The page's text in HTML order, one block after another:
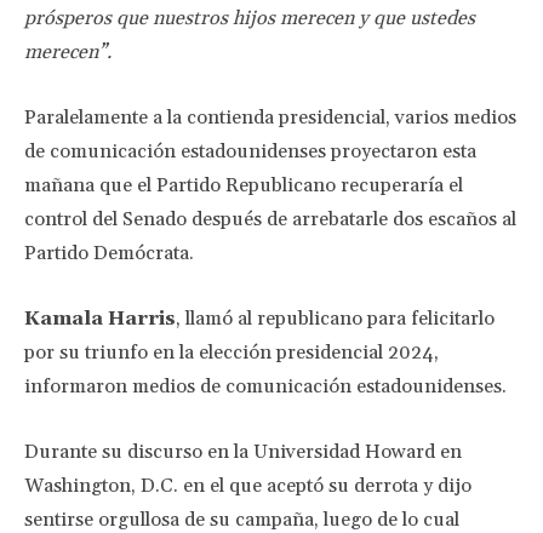
prósperos que nuestros hijos merecen y que ustedes
merecen”.
Paralelamente a la contienda presidencial, varios medios
de comunicación estadounidenses proyectaron esta
mañana que el Partido Republicano recuperaría el
control del Senado después de arrebatarle dos escaños al
Partido Demócrata.
Kamala Harris, llamó al republicano para felicitarlo
por su triunfo en la elección presidencial 2024,
informaron medios de comunicación estadounidenses.
Durante su discurso en la Universidad Howard en
Washington, D.C. en el que aceptó su derrota y dijo
sentirse orgullosa de su campaña, luego de lo cual